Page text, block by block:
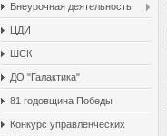
Внеурочная деятельность
ЦДИ
ШСК
ДО "Галактика"
81 годовщина Победы
Конкурс управленческих